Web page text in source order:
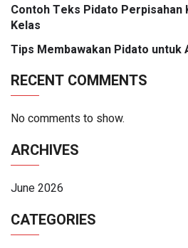
Contoh Teks Pidato Perpisahan
Kelas
Tips Membawakan Pidato untuk
RECENT COMMENTS
No comments to show.
ARCHIVES
June 2026
CATEGORIES